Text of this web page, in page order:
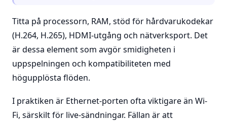
Titta på processorn, RAM, stöd för hårdvarukodekar
(H.264, H.265), HDMI-utgång och nätverksport. Det
är dessa element som avgör smidigheten i
uppspelningen och kompatibiliteten med
högupplösta flöden.
I praktiken är Ethernet-porten ofta viktigare än Wi-
Fi, särskilt för live-sändningar. Fällan är att